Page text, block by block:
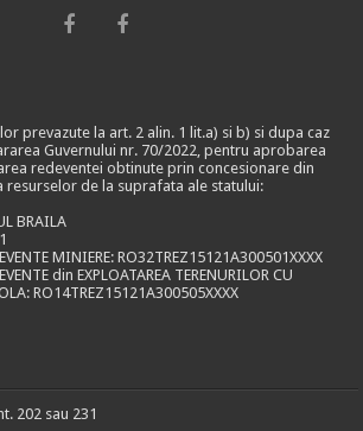
prevazute la art. 2 alin. 1 lit.a) si b) si dupa caz
Guvernului nr. 70/2022, pentru aprobarea
redeventei obtinute prin concesionare din
resurselor de la suprafata ale statului:
BRAILA
MINIERE: RO32TREZ15121A300501XXXX
din EXPLOATAREA TERENURILOR CU
RO14TREZ15121A300505XXXX
202 sau 231